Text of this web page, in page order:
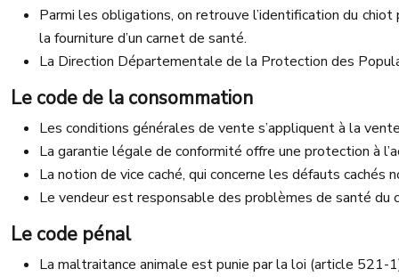
Parmi les obligations, on retrouve l’identification du
la fourniture d’un carnet de santé.
La Direction Départementale de la Protection des
Le code de la consommation
Les conditions générales de vente s’appliquent à la
La garantie légale de conformité offre une protection à
La notion de vice caché, qui concerne les défauts
Le vendeur est responsable des problèmes de santé du
Le code pénal
La maltraitance animale est punie par la loi (article 521-